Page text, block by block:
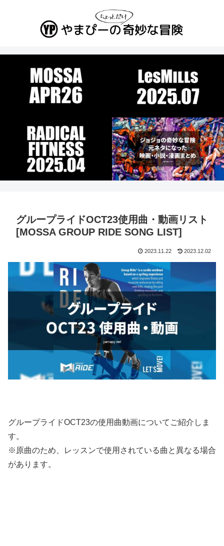
グループライドOCT23使用曲・動画リスト
[MOSSA GROUP RIDE SONG LIST]
2023.11.22 2023.12.02
グループライドOCT23の使用曲動画についてご紹介しま
す。
※原曲のため、レッスンで使用されている曲と異なる場合
があります。